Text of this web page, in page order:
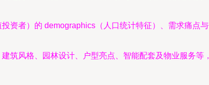
资者）的 demographics（人口统计特征）、需求痛点
筑风格、园林设计、户型亮点、智能配套及物业服务等